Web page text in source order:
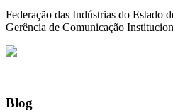
Federação das Indústrias do Estado
Gerência de Comunicação
Blog